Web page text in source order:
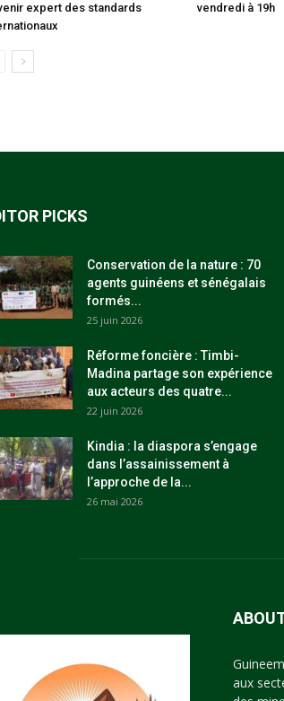
expert des standards
vendredi à 19h
PICKS
Conservation de la nature : 70
agents guinéens et sénégalais
formés...
25 juin 2026
Réforme foncière : Timbi-
Madina partage son expérience
aux acteurs des quatre...
22 juin 2026
Kindia : la diaspora s’engage
dans l’assainissement à
l’approche de la...
26 mai 2026
aux